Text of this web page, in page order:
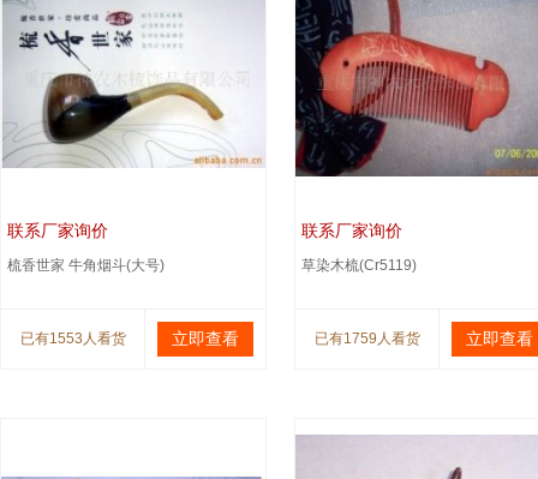
联系厂家询价
梳香世家 牛角烟斗(大号)
已有1553人看货 立即查看
联系厂家询价
草染木梳(Cr5119)
已有1759人看货 立即查看